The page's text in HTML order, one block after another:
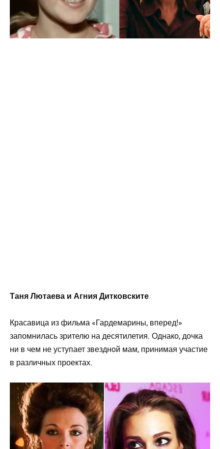
Таня Лютаева и Агния Дитковските
Красавица из фильма «Гардемарины, вперед!»
запомнилась зрителю на десятилетия. Однако, дочка
ни в чем не уступает звездной мам, принимая участие
в различных проектах.